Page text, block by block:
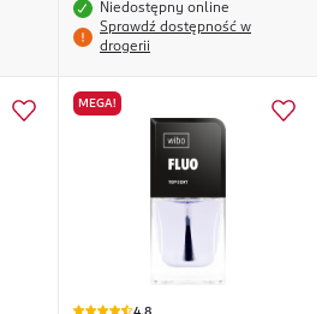
Niedostępny online
Sprawdź dostępność w
drogerii
MEGA!